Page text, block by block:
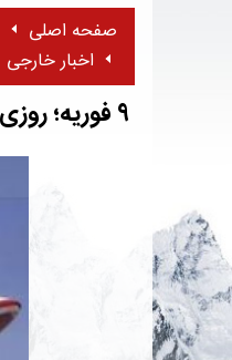
صفحه اصلی
اخبار خارجی